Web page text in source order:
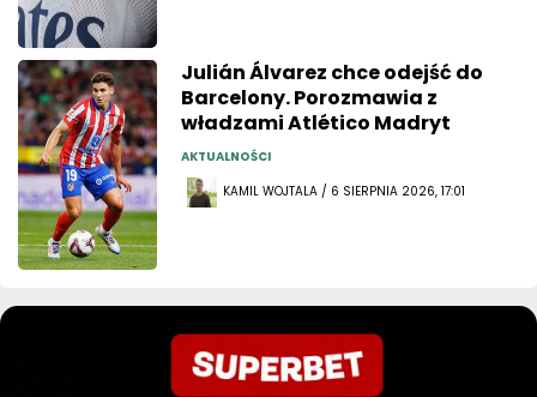
Julián Álvarez chce odejść do
Barcelony. Porozmawia z
władzami Atlético Madryt
AKTUALNOŚCI
KAMIL WOJTALA / 6 SIERPNIA 2026, 17:01